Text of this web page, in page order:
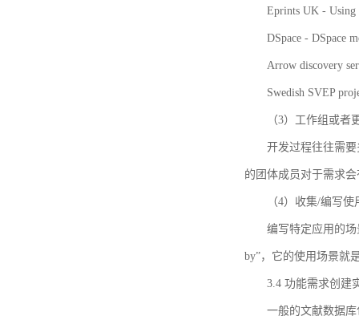
Eprints UK - Using
DSpace - DSpace
Arrow discovery
Swedish SVEP
（3）工作组或者
开发过程往往需
的团体成员对于需求
（4）收集/编写
编写特定应用的场
by”，它的使用场景就
3.4 功能需求创建
一般的文献数据